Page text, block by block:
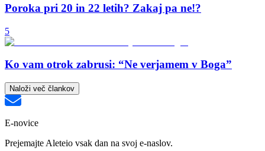
Poroka pri 20 in 22 letih? Zakaj pa ne!?
5
Ko vam otrok zabrusi: “Ne verjamem v Boga”
Naloži več člankov
E-novice
Prejemajte Aleteio vsak dan na svoj e-naslov.